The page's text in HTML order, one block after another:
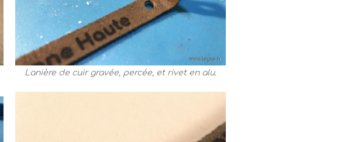
Lanière de cuir gravée, percée, et rivet en alu.